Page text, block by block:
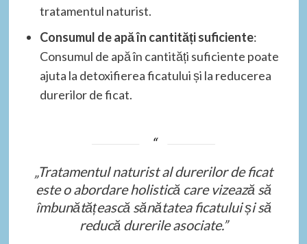
tratamentul naturist.
Consumul de apă în cantități suficiente:
Consumul de apă în cantități suficiente poate
ajuta la detoxifierea ficatului și la reducerea
durerilor de ficat.
„Tratamentul naturist al durerilor de ficat
este o abordare holistică care vizează să
îmbunătățească sănătatea ficatului și să
reducă durerile asociate.”